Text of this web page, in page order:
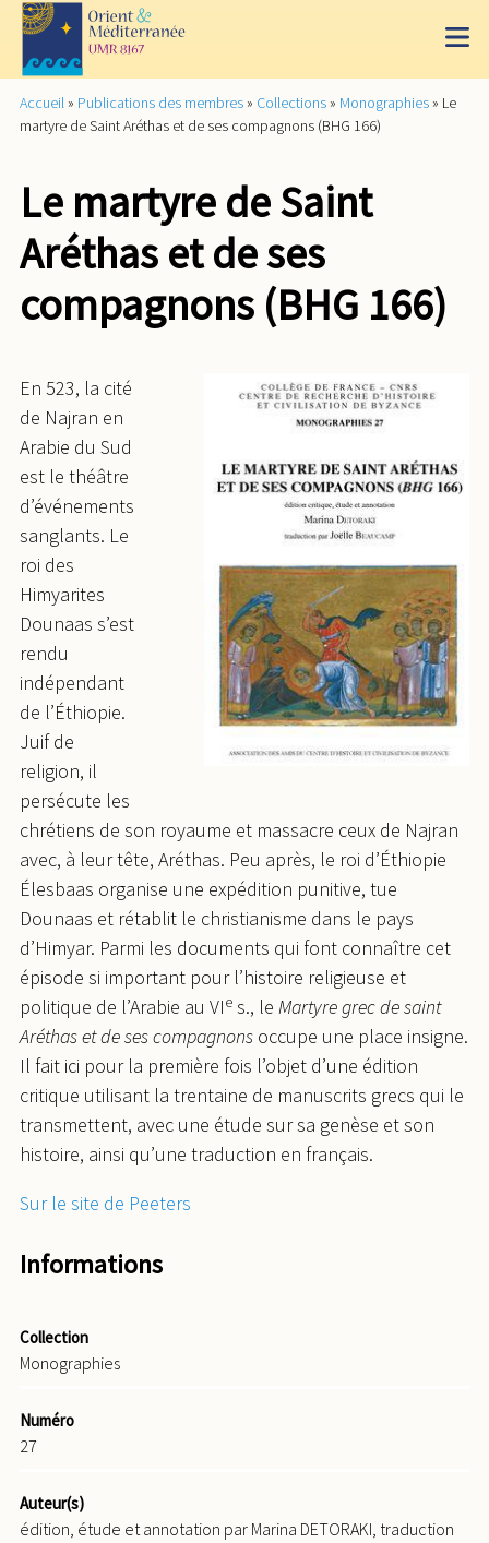
Accueil » Publications des membres » Collections » Monographies » Le
martyre de Saint Aréthas et de ses compagnons (BHG 166)
Le martyre de Saint
Aréthas et de ses
compagnons (BHG 166)
En 523, la cité
de Najran en
Arabie du Sud
est le théâtre
d’événements
sanglants. Le
roi des
Himyarites
Dounaas s’est
rendu
indépendant
de l’Éthiopie.
Juif de
religion, il
persécute les
chrétiens de son royaume et massacre ceux de Najran
avec, à leur tête, Aréthas. Peu après, le roi d’Éthiopie
Élesbaas organise une expédition punitive, tue
Dounaas et rétablit le christianisme dans le pays
d’Himyar. Parmi les documents qui font connaître cet
épisode si important pour l’histoire religieuse et
politique de l’Arabie au VIe s., le Martyre grec de saint
Aréthas et de ses compagnons occupe une place insigne.
Il fait ici pour la première fois l’objet d’une édition
critique utilisant la trentaine de manuscrits grecs qui le
transmettent, avec une étude sur sa genèse et son
histoire, ainsi qu’une traduction en français.
Sur le site de Peeters
Informations
Collection
Monographies
Numéro
27
Auteur(s)
édition, étude et annotation par Marina DETORAKI, traduction